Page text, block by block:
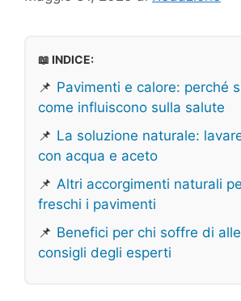
📖 INDICE:
📌 Pavimenti e calore: perché
come influiscono sulla salute
📌 La soluzione naturale:
con acqua e aceto
📌 Altri accorgimenti naturali
freschi i pavimenti
📌 Benefici per chi soffre di
consigli degli esperti